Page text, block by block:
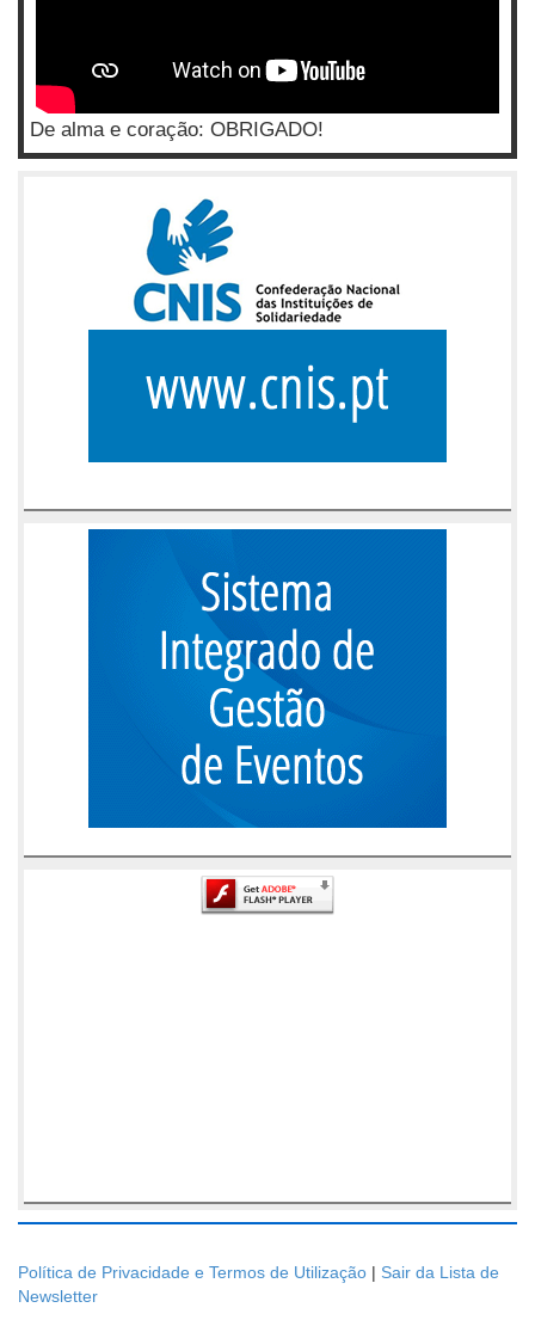
De alma e coração: OBRIGADO!
Política de Privacidade e Termos de Utilização | Sair da Lista de
Newsletter